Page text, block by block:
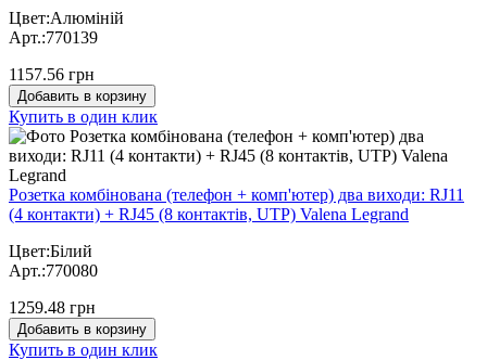
Цвет:Алюміній
Арт.:770139
1157.56 грн
Добавить в корзину
Купить в один клик
Розетка комбінована (телефон + комп'ютер) два виходи: RJ11
(4 контакти) + RJ45 (8 контактів, UTP) Valena Legrand
Цвет:Білий
Арт.:770080
1259.48 грн
Добавить в корзину
Купить в один клик